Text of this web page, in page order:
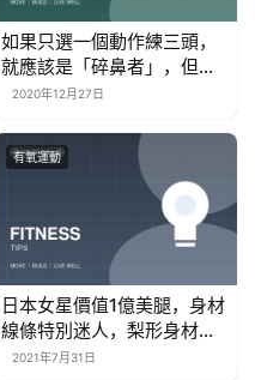
如果只選一個動作練三頭，
就應該是「碎鼻者」，但如
何正確完成呢
2020年12月27日
有氧運動
日本女星價值1億美腿，身材
線條特別迷人，梨形身材這
樣瘦才有效
2021年7月31日